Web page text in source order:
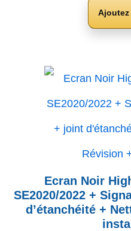
Ajoutez
Ecran Noir
SE2020/2022 +
d’étanchéité +